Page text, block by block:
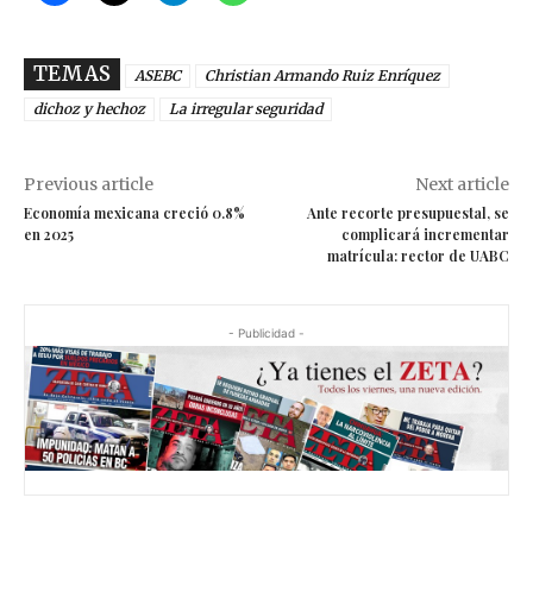
TEMAS ASEBC
Christian Armando Ruiz Enríquez
dichoz y hechoz
La irregular seguridad
Previous article
Economía mexicana creció 0.8%
en 2025
Next article
Ante recorte presupuestal, se
complicará incrementar
matrícula: rector de UABC
- Publicidad -